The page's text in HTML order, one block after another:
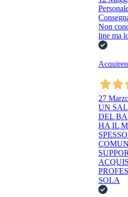
Non
line ma
27
UN
DEL
HA IL
SOLA